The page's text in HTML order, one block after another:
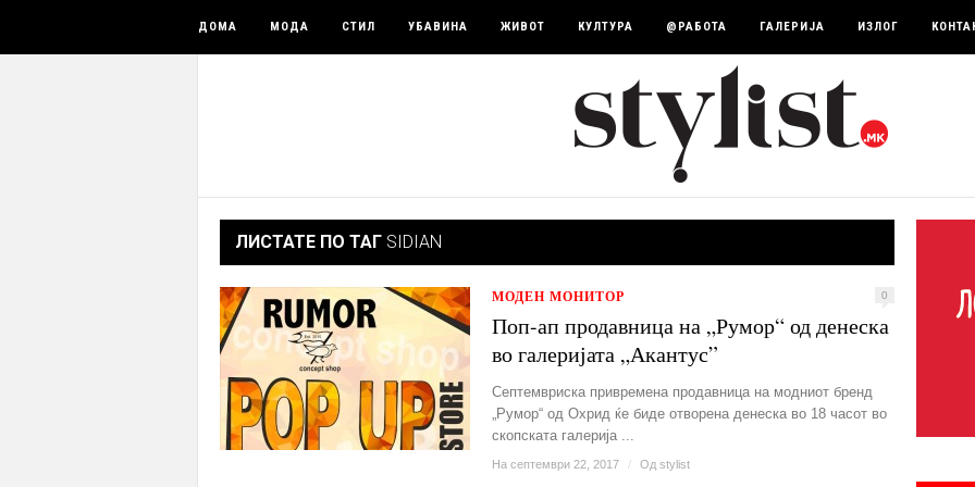
ДОМА МОДА СТИЛ УБАВИНА ЖИВОТ КУЛТУРА @РАБОТА ГАЛЕРИЈА ИЗЛОГ
ЛИСТАТЕ ПО ТАГ SIDIAN
МОДЕН МОНИТОР 0
Поп-ап продавница на „Румор“ од денеска
во галеријата „Акантус”
Септемвриска привремена продавница на модниот бренд
„Румор“ од Охрид ќе биде отворена денеска во 18 часот во
скопската галерија ...
На септември 22, 2017 / Од stylist